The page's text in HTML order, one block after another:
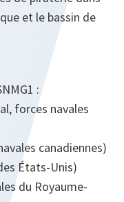
et le bassin de
:
forces navales
canadiennes)
États-Unis)
du Royaume-